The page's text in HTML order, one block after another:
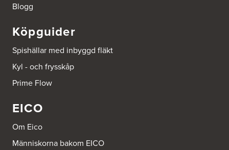
ELON Bromma
c/o Peders Hushållsmaskiner AB
831 90 Östersund
Tel.:0046-8980003
https://www.elon.se/
ELON Harry Carlssons
621 46 Visby
Tel.:0046 498207000
ELON Kök & Vitvaror Strömstad AB
Blogg
Köpguider
Spishällar med inbyggd fläkt
Kyl - och frysskåp
Prime Flow
EICO
Om Eico
Människorna bakom EICO